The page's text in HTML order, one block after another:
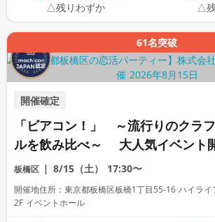
△残りわずか
△
61名突破
開催確定
「ビアコン！」 ～流行りのクラ
ルを飲み比べ～ 大人気イベント
【駅近】
板橋区 8/15（土） 17:30〜
開催地住所：東京都板橋区板橋1丁目55-16 ハイラ
2F イベントホール